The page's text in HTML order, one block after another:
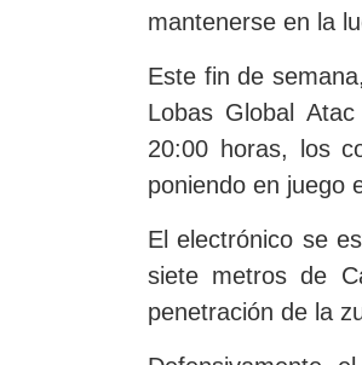
mantenerse en la
Este fin de
Lobas Global
20:00 horas, los
poniendo en juego
El electrónico se
siete metros de
penetración de la